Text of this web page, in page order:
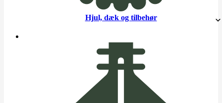
Hjul, dæk og tilbehør